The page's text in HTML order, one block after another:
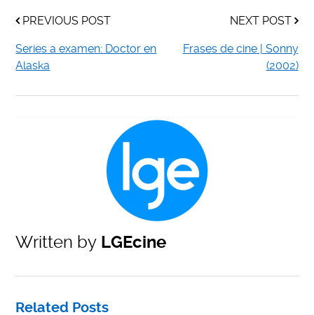
PREVIOUS POST
Series a examen: Doctor en
Alaska
NEXT POST
Frases de cine | Sonny
(2002)
Written by LGEcine
Related Posts